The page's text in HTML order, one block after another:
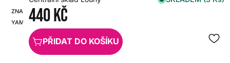
ZNAČKA:
YAMAHA
SKU:
HX0000000094965
440 Kč
PŘIDAT DO KOŠÍKU